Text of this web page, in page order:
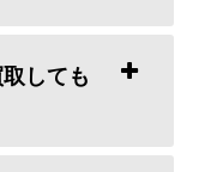
しても